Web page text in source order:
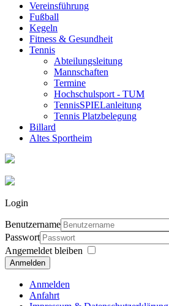
Vereinsführung
Fußball
Kegeln
Fitness & Gesundheit
Tennis
Abteilungsleitung
Mannschaften
Termine
Hochschulsport - TUM
TennisSPIELanleitung
Tennis Platzbelegung
Billard
Altes Sportheim
Login
Benutzername
Passwort
Angemeldet bleiben
Anmelden
Anmelden
Anfahrt